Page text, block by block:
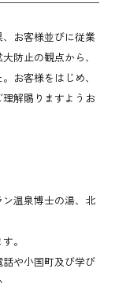
、お客様並びに従業
防止の観点から、
お客様をはじめ、
解賜りますようお
温泉博士の湯、北
。
や小国町及び学び